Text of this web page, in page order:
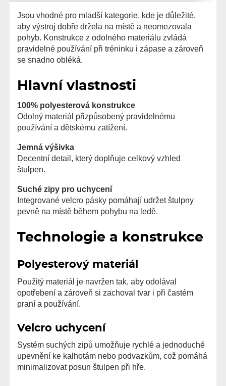
Jsou vhodné pro mladší kategorie, kde je důležité,
aby výstroj dobře držela na místě a neomezovala
pohyb. Konstrukce z odolného materiálu zvládá
pravidelné používání při tréninku i zápase a zároveň
se snadno obléká.
Hlavní vlastnosti
100% polyesterová konstrukce
Odolný materiál přizpůsobený pravidelnému
používání a dětskému zatížení.
Jemná výšivka
Decentní detail, který doplňuje celkový vzhled
štulpen.
Suché zipy pro uchycení
Integrované velcro pásky pomáhají udržet štulpny
pevně na místě během pohybu na ledě.
Technologie a konstrukce
Polyesterový materiál
Použitý materiál je navržen tak, aby odolával
opotřebení a zároveň si zachoval tvar i při častém
praní a používání.
Velcro uchycení
Systém suchých zipů umožňuje rychlé a jednoduché
upevnění ke kalhotám nebo podvazkům, což pomáhá
minimalizovat posun štulpen při hře.